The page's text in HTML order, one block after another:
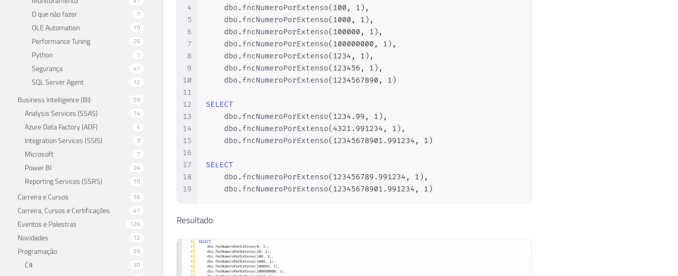
O que não fazer 7
OLE Automation 19
Performance Tuning 26
Python 1
Segurança 41
SQL Server Agent 12
Business Intelligence (BI) 59
Analysis Services (SSAS) 14
Azure Data Factory (ADF) 4
Integration Services (SSIS) 3
Microsoft 7
Power BI 24
Reporting Services (SSRS) 10
Carreira e Cursos 16
Carreira, Cursos e Certificações 41
Eventos e Palestras 126
Novidades 12
Programação 59
C# 30
29
30
31
32
33
34
35
36
37
38
39
40
41
42
43
44
47
49
50
51
SET @retorno = 'Zero' ( CASE
RETURN @retorno;
END ;
---------------------------------------
-- Cria as tabelas com os intervalos
DECLARE @tabelaNumeros TABLE
(
        descricao
VARCHAR(50 ) NOT NULL
        maior
);
        descricaoUm
        menor
        maior
);
4
5
6
7
8
9
10
11
12
13
14
15
16
17
18
19
    dbo
. fncNumeroPorExtenso( 100 , 1 ) ,
    dbo
. fncNumeroPorExtenso( 1000 , 1 ) ,
    dbo
. fncNumeroPorExtenso( 100000 , 1 ) ,
    dbo
. fncNumeroPorExtenso( 100000000 , 1 ) ,
    dbo
. fncNumeroPorExtenso( 1234 , 1 ) ,
    dbo
. fncNumeroPorExtenso( 123456 , 1 ) ,
    dbo
. fncNumeroPorExtenso( 1234567890 , 1 )
SELECT
    dbo
. fncNumeroPorExtenso( 1234.99 , 1 ) ,
    dbo
. fncNumeroPorExtenso( 4321.991234 , 1 ) ,
    dbo
. fncNumeroPorExtenso( 12345678901.991234 , 1 )
SELECT
    dbo
. fncNumeroPorExtenso( 123456789.991234 , 1 ) ,
    dbo
. fncNumeroPorExtenso( 12345678901.991234 , 1 )
Resultado: